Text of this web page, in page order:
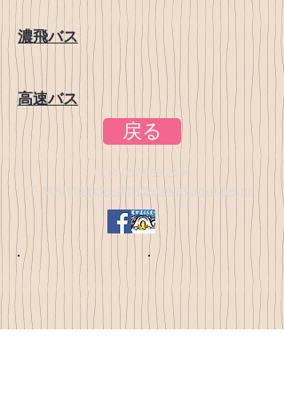
濃飛バス
高速バス
戻る
TEL:
0578-89-2694
E-MAIL: ucchi-@hidatakayama.ne.jp